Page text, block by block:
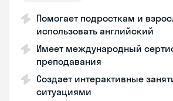
Помогает подросткам и
использовать английский
Имеет международный
преподавания
Создает интерактивные
ситуациями